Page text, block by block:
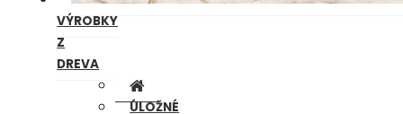
VÝROBKY
Z
DREVA
ÚLOŽNÉ